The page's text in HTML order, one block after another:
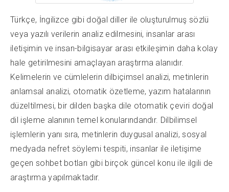
Türkçe, İngilizce gibi doğal diller ile oluşturulmuş sözlü
veya yazılı verilerin analiz edilmesini, insanlar arası
iletişimin ve insan-bilgisayar arası etkileşimin daha kolay
hale getirilmesini amaçlayan araştırma alanıdır.
Kelimelerin ve cümlelerin dilbiçimsel analizi, metinlerin
anlamsal analizi, otomatik özetleme, yazım hatalarının
düzeltilmesi, bir dilden başka dile otomatik çeviri doğal
dil işleme alanının temel konularındandır. Dilbilimsel
işlemlerin yanı sıra, metinlerin duygusal analizi, sosyal
medyada nefret söylemi tespiti, insanlar ile iletişime
geçen sohbet botları gibi birçok güncel konu ile ilgili de
araştırma yapılmaktadır.